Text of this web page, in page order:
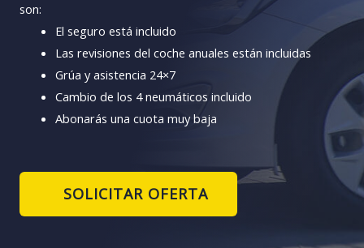
son:
El seguro está incluido
Las revisiones del coche anuales están incluidas
Grúa y asistencia 24×7
Cambio de los 4 neumáticos incluido
Abonarás una cuota muy baja
SOLICITAR OFERTA